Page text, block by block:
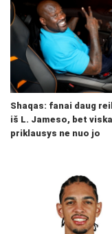
Shaqas: fanai daug
iš L. Jameso, bet
priklausys ne nuo jo